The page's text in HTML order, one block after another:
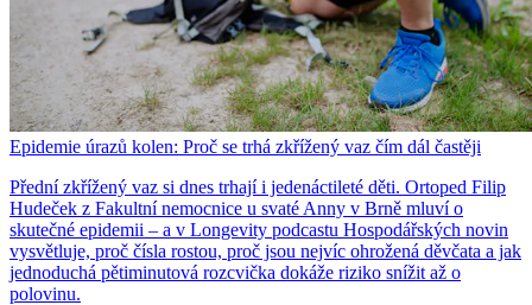
Epidemie úrazů kolen: Proč se trhá zkřížený vaz čím dál častěji
Přední zkřížený vaz si dnes trhají i jedenáctileté děti. Ortoped Filip
Hudeček z Fakultní nemocnice u svaté Anny v Brně mluví o
skutečné epidemii – a v Longevity podcastu Hospodářských novin
vysvětluje, proč čísla rostou, proč jsou nejvíc ohrožená děvčata a jak
jednoduchá pětiminutová rozcvička dokáže riziko snížit až o
polovinu.